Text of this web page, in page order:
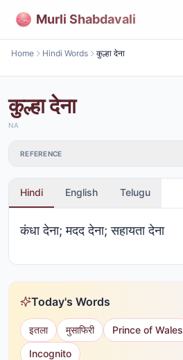
Murli Shabdavali
Home Hindi Words कुल्हा देना
कुल्हा देना
NA
REFERENCE
Hindi English Telugu
कंधा देना; मदद देना; सहायता देना
Today's Words
इतला मुसाफिरी Prince of Wales
Incognito